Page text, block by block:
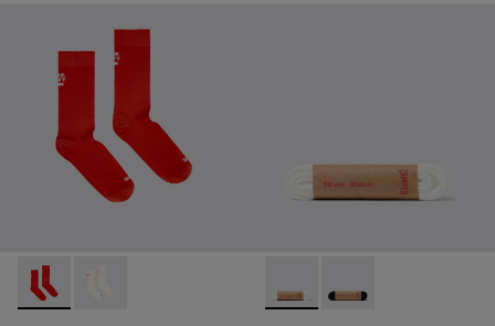
Red Seacell mid-length socks - KA00070-001 -
Red Seacell mid-length socks - KA00070-002 -
Laces - KL00006-002 -
Laces - KL00006-